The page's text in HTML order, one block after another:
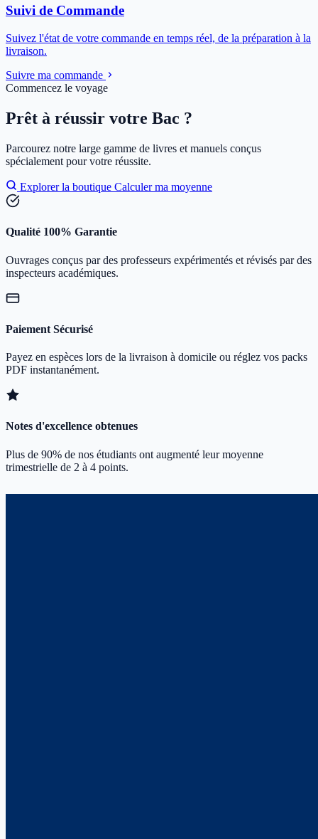
Suivi de Commande
Suivez l'état de votre commande en temps réel, de la préparation à la
livraison.
Suivre ma commande
Commencez le voyage
Prêt à réussir votre Bac ?
Parcourez notre large gamme de livres et manuels conçus
spécialement pour votre réussite.
Explorer la boutique Calculer ma moyenne
Qualité 100% Garantie
Ouvrages conçus par des professeurs expérimentés et révisés par des
inspecteurs académiques.
Paiement Sécurisé
Payez en espèces lors de la livraison à domicile ou réglez vos packs
PDF instantanément.
Notes d'excellence obtenues
Plus de 90% de nos étudiants ont augmenté leur moyenne
trimestrielle de 2 à 4 points.